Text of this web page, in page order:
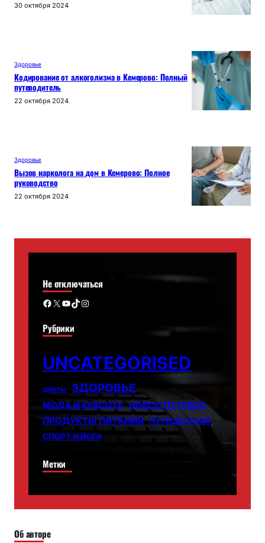
30 октября 2024
Здоровье
Кодирование от алкоголизма в Кемерово: Полный
путеводитель
22 октября 2024
Здоровье
Вызов нарколога на дом в Кемерово: Полное
руководство
22 октября 2024
Не отключаться
Facebook X YouTube TikTok Instagram
Рубрики
UNCATEGORISED
ДИЕТЫ ЗДОРОВЬЕ
МОДА И КРАСОТА НОВОСТИ ПЛЮС
ПРОДУКТЫ ПИТАНИЯ ПУТЕШЕСТВИЯ
СПОРТ И ЙОГА
Метки
Об авторе